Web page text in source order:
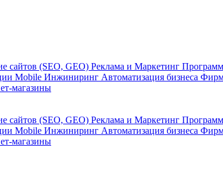
сайтов (SEO, GEO) Реклама и Маркетинг
Mobile Инжиниринг Автоматизация бизнеса
магазины
сайтов (SEO, GEO) Реклама и Маркетинг
Mobile Инжиниринг Автоматизация бизнеса
магазины